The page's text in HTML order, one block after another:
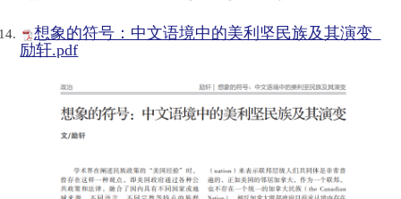
想象的符号：中文语境中的美利坚民族及其演变_
励轩.pdf